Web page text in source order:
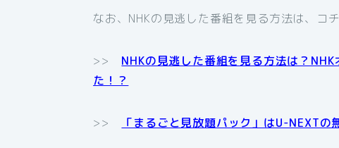
なお、NHKの見逃した番組を見る方法は、コ
>> NHKの見逃した番組を見る方法は？
た！？
>> 「まるごと見放題パック」はU-NEXTの